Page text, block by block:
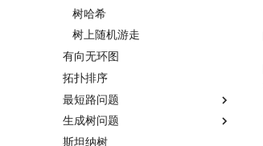
树哈希
树上随机游走
有向无环图
拓扑排序
最短路问题
最短路
差分约束
生成树问题
最小生成树
斯坦纳树